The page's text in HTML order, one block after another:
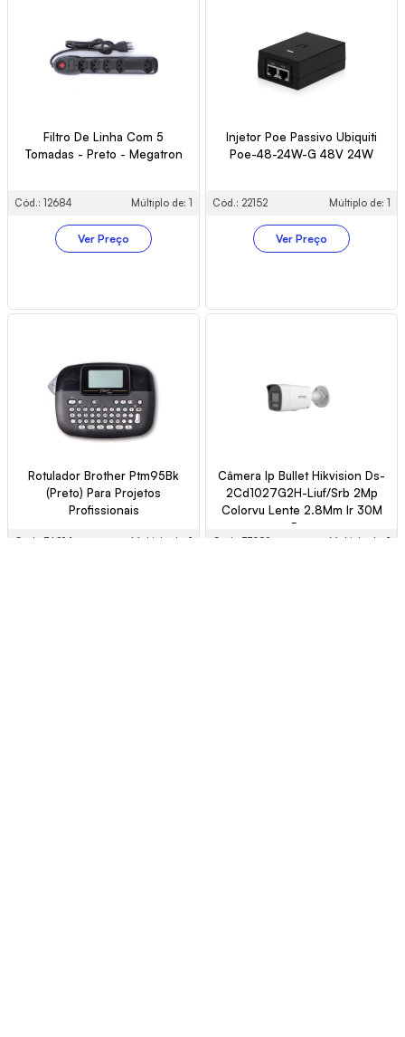
Filtro De Linha Com 5
Tomadas - Preto - Megatron
Cód.: 12684 Múltiplo de: 1
Ver Preço
Injetor Poe Passivo Ubiquiti
Poe-48-24W-G 48V 24W
Cód.: 22152 Múltiplo de: 1
Ver Preço
Rotulador Brother Ptm95Bk
(Preto) Para Projetos
Profissionais
Cód.: 36014 Múltiplo de: 1
Câmera Ip Bullet Hikvision Ds-
2Cd1027G2H-Liuf/Srb 2Mp
Colorvu Lente 2.8Mm Ir 30M
Poe
Cód.: 33982 Múltiplo de: 1